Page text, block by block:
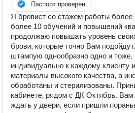
Паспорт проверен
Я бровист со стажем работы
более 10 обучений и повышений
продолжаю повышать уровень
брови, которые точно Вам
штампую однообразно одно и тоже,
индивидуально к каждому клиенту
материалы высокого качества, а
обработаны и стерилизованы.
кабинете, рядом с ДК Октябрь. Вам
ждать у двери, если пришли